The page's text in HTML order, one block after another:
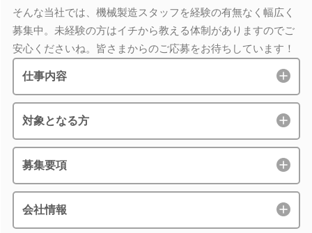
そんな当社では、機械製造スタッフを経験の有無なく幅広く
募集中。未経験の方はイチから教える体制がありますのでご
安心くださいね。皆さまからのご応募をお待ちしています！
仕事内容
対象となる方
募集要項
会社情報